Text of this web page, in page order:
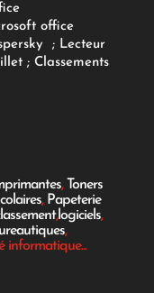
office
; Lecteur
; Classements
, Toners
, Papeterie
,logiciels,
,
informatique...